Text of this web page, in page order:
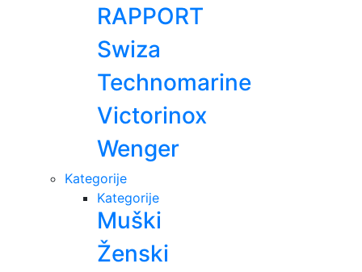
RAPPORT
Swiza
Technomarine
Victorinox
Wenger
Kategorije
Kategorije
Muški
Ženski